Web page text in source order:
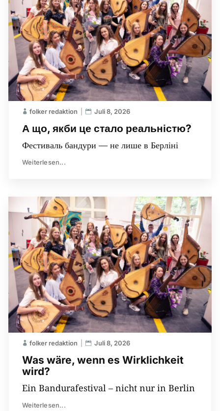
А що, якби це стало реальністю?
folker redaktion Juli 8, 2026
Фестиваль бандури — не лише в Берліні
Weiterlesen...
Was wäre, wenn es Wirklichkeit
wird?
folker redaktion Juli 8, 2026
Ein Bandurafestival – nicht nur in Berlin
Weiterlesen...